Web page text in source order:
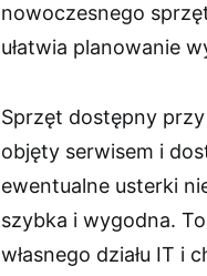
nowoczesnego
ułatwia planowanie
Sprzęt dostępny
objęty serwisem i
ewentualne usterki
szybka i wygodna.
własnego działu IT i